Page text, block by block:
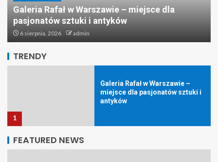
Galeria Rafał w Warszawie – miejsce dla
pasjonatów sztuki i antyków
6 sierpnia, 2026 admin
TRENDY
Projektowanie i budowa placów
zabaw dla dzieci – Elefun
1
Galeria Rafał w Warszawie –
miejsce dla pasjonatów sztuki i
antyków
Profesjonalny skup i sprzedaż
FEATURED NEWS